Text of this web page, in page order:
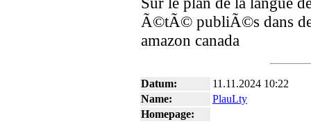
Ã©tÃ© publiÃ©s dans
amazon canada
Datum:
11.11.2024 10:22
Name:
PlauLty
Homepage: